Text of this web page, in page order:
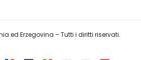
ed Erzegovina – Tutti i diritti riservati.